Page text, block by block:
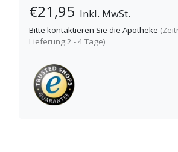
€21,95 Inkl. MwSt.
Bitte kontaktieren Sie die Apotheke
Lieferung:2 - 4 Tage)